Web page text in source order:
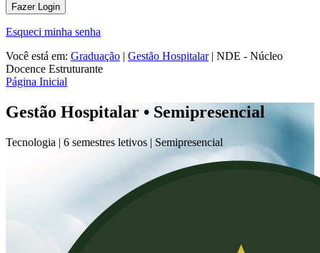
Fazer Login
Esqueci minha senha
Você está em: Graduação | Gestão Hospitalar | NDE - Núcleo
Docence Estruturante
Página Inicial
Gestão Hospitalar • Semipresencial
Tecnologia | 6 semestres letivos | Semipresencial